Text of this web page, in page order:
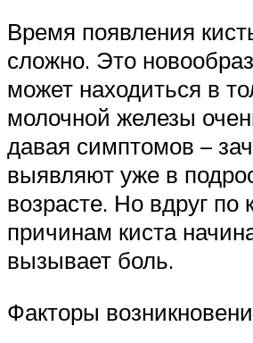
Время появления
сложно. Это
может находиться в
молочной железы
давая симптомов –
выявляют уже в
возрасте. Но вдруг по
причинам киста
вызывает боль.
Факторы